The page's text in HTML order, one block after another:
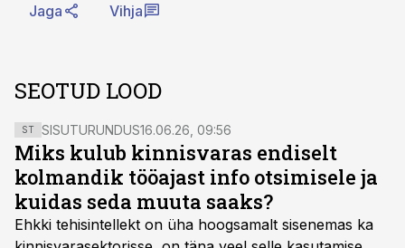
Jaga Vihja
SEOTUD LOOD
ST SISUTURUNDUS16.06.26, 09:56
Miks kulub kinnisvaras endiselt
kolmandik tööajast info otsimisele ja
kuidas seda muuta saaks?
Ehkki tehisintellekt on üha hoogsamalt sisenemas ka